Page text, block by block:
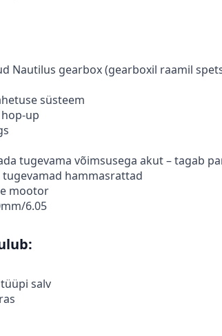
Nautilus gearbox (gearboxil raamil
süsteem
up
tugevama võimsusega akut – tagab
hammasrattad
mootor
6.05
salv